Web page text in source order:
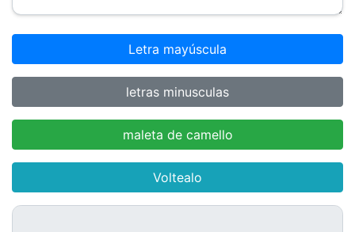
Letra mayúscula
letras minusculas
maleta de camello
Voltealo